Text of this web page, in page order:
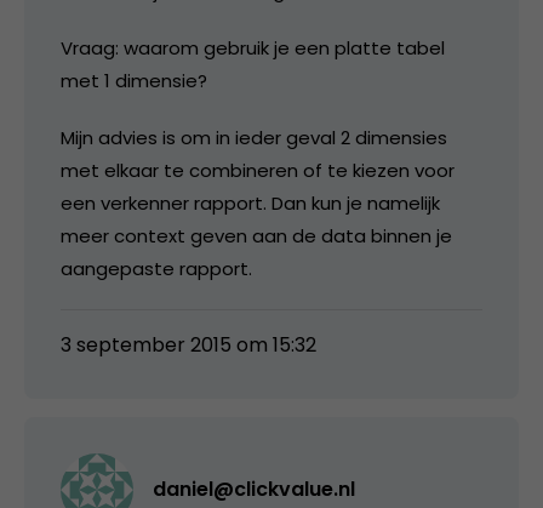
Vraag: waarom gebruik je een platte tabel
met 1 dimensie?
Mijn advies is om in ieder geval 2 dimensies
met elkaar te combineren of te kiezen voor
een verkenner rapport. Dan kun je namelijk
meer context geven aan de data binnen je
aangepaste rapport.
3 september 2015 om 15:32
daniel@clickvalue.nl